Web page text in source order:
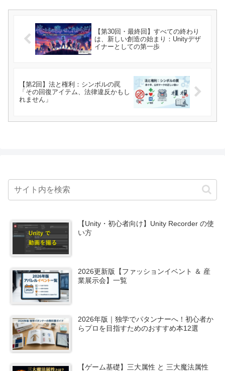
【第30回・最終回】すべての終わり
は、新しい創造の始まり：Unityデザ
イナーとしての第一歩
【第2回】法と権利：シンボルの罠
「その回復アイテム、法律違反かもし
れません」
【Unity・初心者向け】Unity Recorder の使
い方
2026更新版【ファッションイベント ＆ 産
業展示会】一覧
2026年版｜独学でパタンナーへ！初心者か
らプロを目指すためのおすすめ本12選
【ゲーム基礎】三大属性 と 三大魔法属性